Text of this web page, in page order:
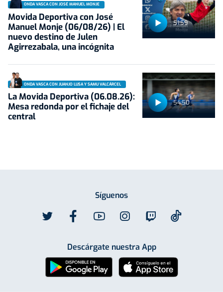
51:59
ONDA VASCA CON JOSÉ MANUEL MONJE
Movida Deportiva con José
Manuel Monje (06/08/26) | El
nuevo destino de Julen
Agirrezabala, una incógnita
54:50
ONDA VASCA CON JUANJO LUSA Y SAMU VALCÁRCEL
La Movida Deportiva (06.08.26):
Mesa redonda por el fichaje del
central
Síguenos
Descárgate nuestra App